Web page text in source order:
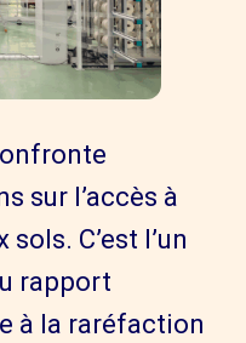
sur l’accès à
sols. C’est l’un
rapport
à la raréfaction